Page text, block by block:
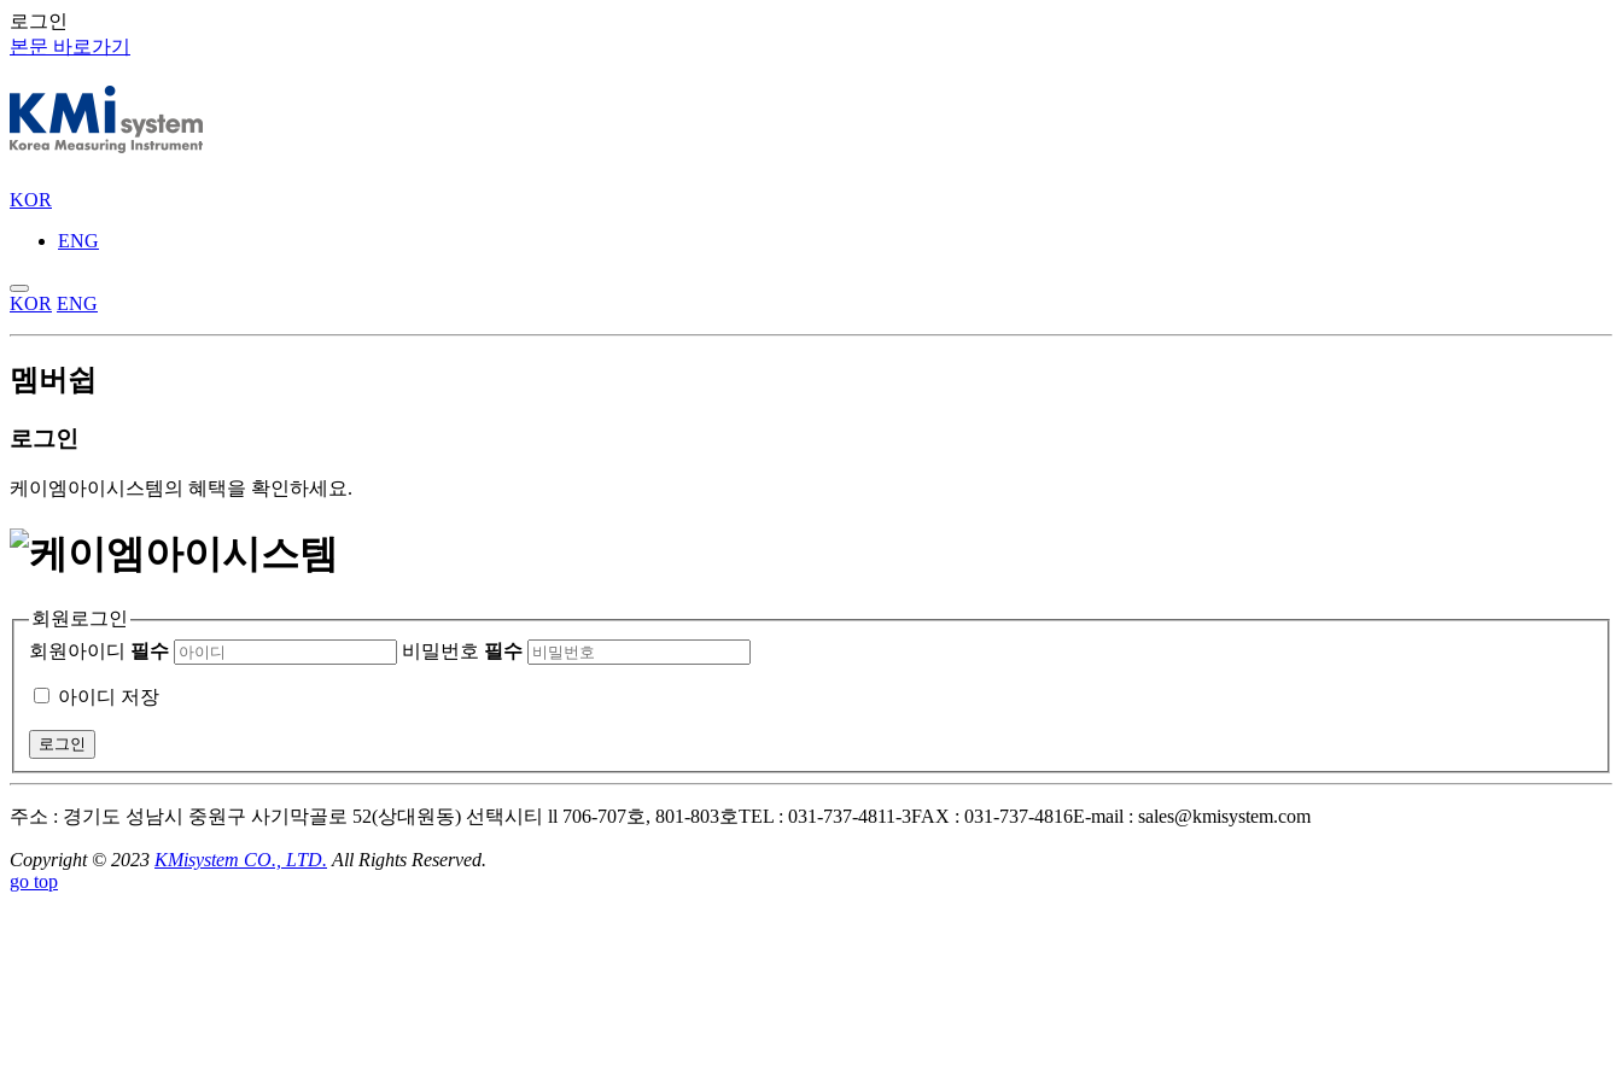
로그인
본문 바로가기
KOR
ENG
KOR ENG
멤버쉽
로그인
케이엠아이시스템의 혜택을 확인하세요.
회원로그인
회원아이디 필수 비밀번호 필수
아이디 저장
주소 : 경기도 성남시 중원구 사기막골로 52(상대원동) 선택시티 ll 706-707호, 801-803호TEL : 031-737-4811-3FAX : 031-737-4816E-mail : sales@kmisystem.com
Copyright © 2023 KMisystem CO., LTD. All Rights Reserved.
go top